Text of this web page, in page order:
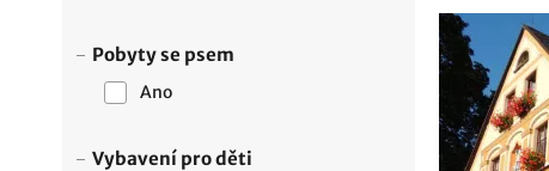
Pobyty se psem
Ano
Vybavení pro děti